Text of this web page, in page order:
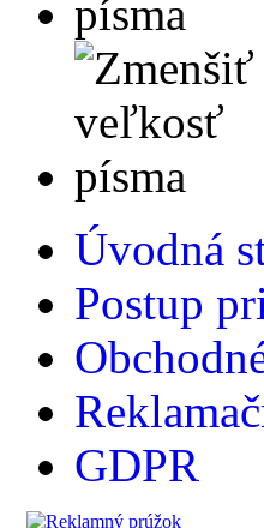
Úvodná
Postup
GDPR